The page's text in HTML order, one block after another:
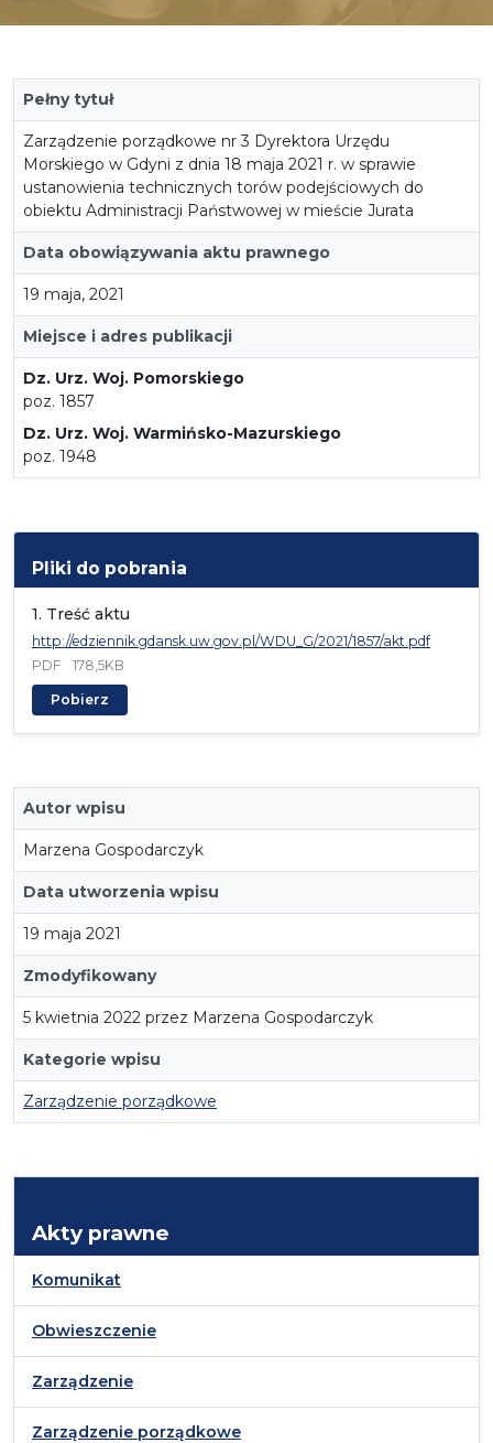
Pełny tytuł
Zarządzenie porządkowe nr 3 Dyrektora Urzędu
Morskiego w Gdyni z dnia 18 maja 2021 r. w sprawie
ustanowienia technicznych torów podejściowych do
obiektu Administracji Państwowej w mieście Jurata
Data obowiązywania aktu prawnego
19 maja, 2021
Miejsce i adres publikacji
Dz. Urz. Woj. Pomorskiego
poz. 1857
Dz. Urz. Woj. Warmińsko-Mazurskiego
poz. 1948
Pliki do pobrania
1. Treść aktu
http://edziennik.gdansk.uw.gov.pl/WDU_G/2021/1857/akt.pdf
PDF
178,5KB
Pobierz
Autor wpisu
Marzena Gospodarczyk
Data utworzenia wpisu
19 maja 2021
Zmodyfikowany
5 kwietnia 2022 przez Marzena Gospodarczyk
Kategorie wpisu
Zarządzenie porządkowe
Akty prawne
Komunikat
Obwieszczenie
Zarządzenie
Zarządzenie porządkowe